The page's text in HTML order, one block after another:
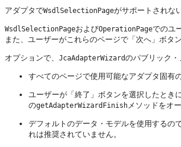
アダプタでWsdlSelectionPageがサポートされな
WsdlSelectionPageおよびOperationPageでのユ
また、ユーザーがこれらのページで「次へ」ボタ
オプションで、 JcaAdapterWizardのパブリック
すべてのページで使用可能なアダプタ固有
ユーザーが「終了」ボタンを選択したとき
のgetAdapterWizardFinish メソッドをオ
デフォルトのデータ・モデルを使用するの
れは推奨されていません。